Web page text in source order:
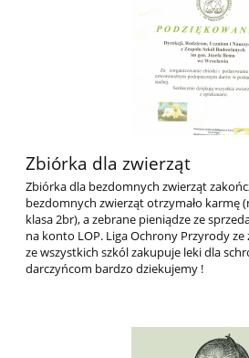
Zbiórka dla zwierząt
Zbiórka dla bezdomnych zwierząt
bezdomnych zwierząt otrzymało karmę
klasa 2br), a zebrane pieniądze ze
na konto LOP. Liga Ochrony Przyrody
ze wszystkich szkól zakupuje leki dla
darczyńcom bardzo dziekujemy !